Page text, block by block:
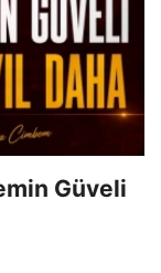
Güveli